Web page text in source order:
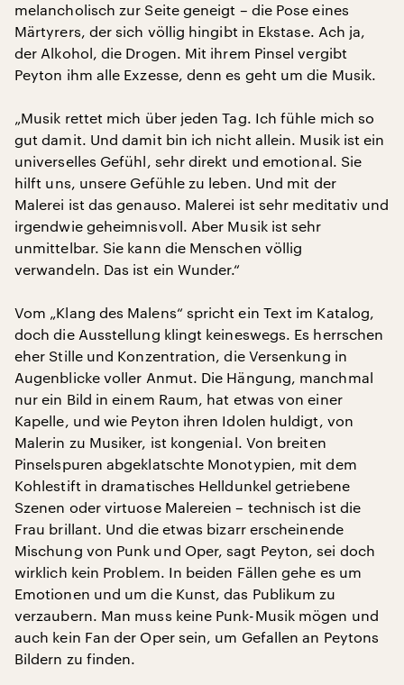
melancholisch zur Seite geneigt – die Pose eines
Märtyrers, der sich völlig hingibt in Ekstase. Ach ja,
der Alkohol, die Drogen. Mit ihrem Pinsel vergibt
Peyton ihm alle Exzesse, denn es geht um die Musik.
„Musik rettet mich über jeden Tag. Ich fühle mich so
gut damit. Und damit bin ich nicht allein. Musik ist ein
universelles Gefühl, sehr direkt und emotional. Sie
hilft uns, unsere Gefühle zu leben. Und mit der
Malerei ist das genauso. Malerei ist sehr meditativ und
irgendwie geheimnisvoll. Aber Musik ist sehr
unmittelbar. Sie kann die Menschen völlig
verwandeln. Das ist ein Wunder.“
Vom „Klang des Malens“ spricht ein Text im Katalog,
doch die Ausstellung klingt keineswegs. Es herrschen
eher Stille und Konzentration, die Versenkung in
Augenblicke voller Anmut. Die Hängung, manchmal
nur ein Bild in einem Raum, hat etwas von einer
Kapelle, und wie Peyton ihren Idolen huldigt, von
Malerin zu Musiker, ist kongenial. Von breiten
Pinselspuren abgeklatschte Monotypien, mit dem
Kohlestift in dramatisches Helldunkel getriebene
Szenen oder virtuose Malereien – technisch ist die
Frau brillant. Und die etwas bizarr erscheinende
Mischung von Punk und Oper, sagt Peyton, sei doch
wirklich kein Problem. In beiden Fällen gehe es um
Emotionen und um die Kunst, das Publikum zu
verzaubern. Man muss keine Punk-Musik mögen und
auch kein Fan der Oper sein, um Gefallen an Peytons
Bildern zu finden.